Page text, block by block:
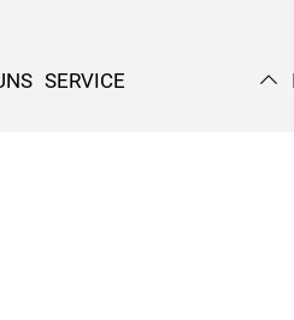
SERVICE